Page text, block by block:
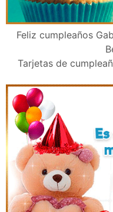
Feliz cumpleaños
Tarjetas de